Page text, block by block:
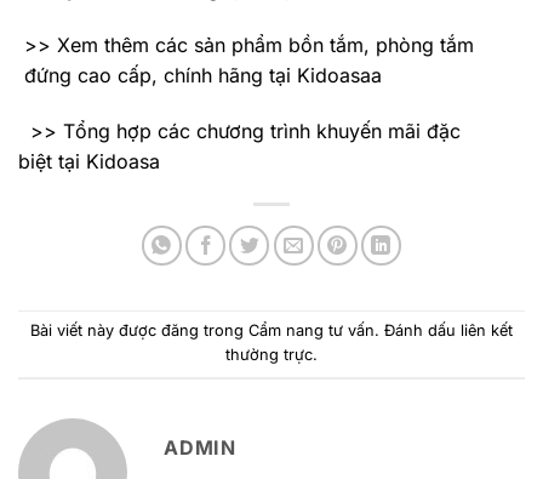
>> Xem thêm các sản phẩm bồn tắm, phòng tắm
đứng cao cấp, chính hãng tại Kidoasaa
>> Tổng hợp các chương trình khuyến mãi đặc
biệt tại Kidoasa
Bài viết này được đăng trong Cẩm nang tư vấn. Đánh dấu liên kết
thường trực.
ADMIN